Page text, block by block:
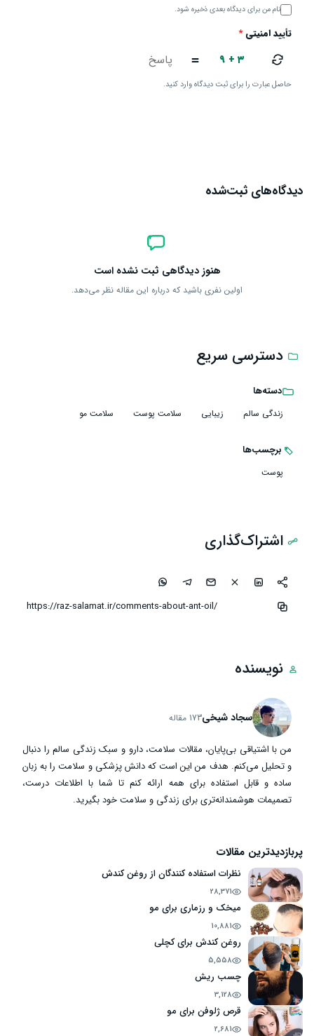
نام من برای دیدگاه بعدی ذخیره شود.
تأیید امنیتی*
۹ + ۳ =
حاصل عبارت را برای ثبت دیدگاه وارد کنید.
دیدگاه‌های ثبت‌شده
هنوز دیدگاهی ثبت نشده است
اولین نفری باشید که درباره این مقاله نظر می‌دهد.
دسترسی سریع
دسته‌ها
زندگی سالم زیبایی سلامت پوست سلامت مو
برچسب‌ها
پوست
اشتراک‌گذاری
نویسنده
سجاد شیخی173 مقاله
من با اشتیاقی بی‌پایان، مقالات سلامت، دارو و سبک زندگی سالم را دنبال
و تحلیل می‌کنم. هدف من این است که دانش پزشکی و سلامت را به زبان
ساده و قابل استفاده برای همه ارائه کنم تا شما با اطلاعات درست،
تصمیمات هوشمندانه‌تری برای زندگی و سلامت خود بگیرید.
پربازدیدترین مقالات
نظرات استفاده کنندگان از روغن کندش
28,371
میخک و رزماری برای مو
10,881
روغن کندش برای کچلی
5,558
چسب ریش
3,128
قرص ژلوفن برای مو
2,681